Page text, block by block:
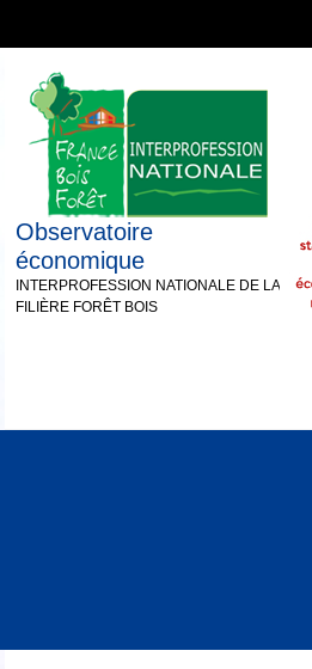
Observatoire
économique
INTERPROFESSION NATIONALE DE LA
FILIÈRE FORÊT BOIS